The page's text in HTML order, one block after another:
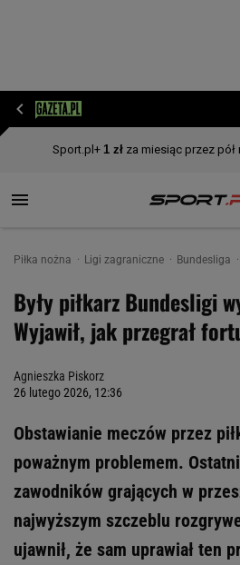
Piłka nożna Ligi zagraniczne Bundesliga
Były piłkarz Bundesligi
Wyjawił, jak przegrał
Agnieszka Piskorz
26 lutego 2026, 12:36
Obstawianie meczów przez
poważnym problemem.
zawodników grających w
najwyższym szczeblu
ujawnił, że sam uprawiał ten